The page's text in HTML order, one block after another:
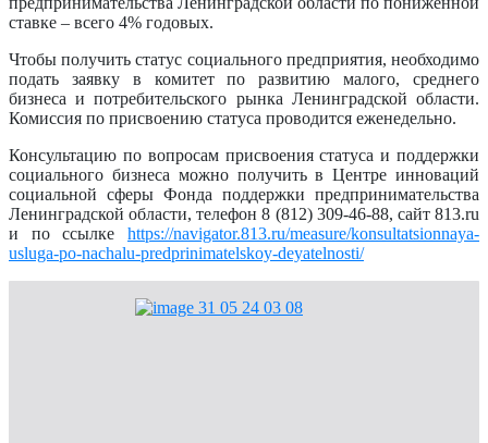
ставке – всего 4% годовых.
Чтобы получить статус социального предприятия, необходимо
подать заявку в комитет по развитию малого, среднего
бизнеса и потребительского рынка Ленинградской области.
Комиссия по присвоению статуса проводится еженедельно.
Консультацию по вопросам присвоения статуса и поддержки
социального бизнеса можно получить в Центре инноваций
социальной сферы Фонда поддержки предпринимательства
Ленинградской области, телефон 8 (812) 309-46-88, сайт 813.ru
и по ссылке https://navigator.813.ru/measure/konsultatsionnaya-
usluga-po-nachalu-predprinimatelskoy-deyatelnosti/